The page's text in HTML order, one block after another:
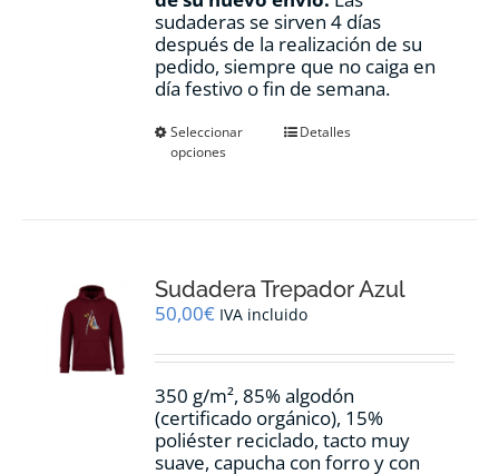
sudaderas se sirven 4 días
después de la realización de su
pedido, siempre que no caiga en
día festivo o fin de semana.
Seleccionar
opciones
Este
se
pueden
en
página
de
producto
Detalles
Sudadera Trepador Azul
50,00€ IVA incluido
350 g/m², 85% algodón
(certificado orgánico), 15%
poliéster reciclado, tacto muy
suave, capucha con forro y con